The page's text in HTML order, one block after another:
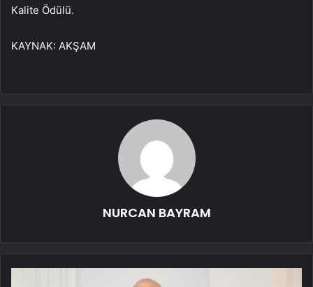
Kalite Ödülü.
KAYNAK: AKŞAM
NURCAN BAYRAM